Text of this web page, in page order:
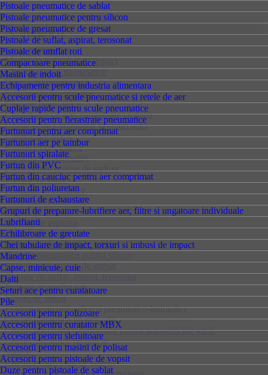
Pistoale pneumatice de sablat
Pistoale pneumatice pentru silicon
Pistoale pneumatice de gresat
Pistoale de suflat, aspirat, terosonat
Pistoale de umflat roti
Compactoare pneumatice
Masini de indoit
Echipamente pentru industria alimentara
Accesorii pentru scule pneumatice si retele de aer
Cuplaje rapide pentru scule pneumatice
Accesorii pentru fierastraie pneumatice
Furtunuri pentru aer comprimat
Furtunuri aer pe tambur
Furtunuri spiralate
Furtun din PVC
Furtun din cauciuc pentru aer comprimat
Furtun din poliuretan
Furtunuri de exhaustare
Grupuri de preparare-lubrifiere aer, filtre si ungatoare individuale
Lubrifianti
Echilibroare de greutate
Chei tubulare de impact, torxuri si imbusi de impact
Mandrine
Capse, minicuie, cuie
Dalti
Seturi ace pentru curatatoare
Pile
Accesorii pentru polizoare
Accesorii pentru curatator MBX
Accesorii pentru slefuitoare
Accesorii pentru masini de polisat
Accesorii pentru pistoale de vopsit
Duze pentru pistoale de sablat
Categorii
Scule pneumatice
Masini de insurubat cu impact
Chei cu clichet pneumatice
Bormasini pneumatice
Surubelnite pneumatice
Ciocane pneumatice
Curatatoare cu ace, curatatoare cu dalta
Unelte pentru indepartat geamuri auto
Curatatoare MBX
Foarfece pneumatice
Fierastraie pneumatice
Freze pentru puncte de sudura
Pistoale de nituit
Polizoare pneumatice
Slefuitoare pneumatice
Masini de polisat
Sisteme de aspiratie
Pistoale de vopsit
Pistoale pneumatice de sablat
Pistoale pneumatice pentru silicon
Pistoale pneumatice de gresat
Pistoale de suflat, aspirat, terosonat
Pistoale de umflat roti
Masini de indoit
Echipamente hidraulice si pneumatico-hidraulice
Cricuri hidraulice tip crocodil
Cricuri pneumatico-hidraulice pentru autovehicule grele
Cricuri hidraulice tip butelie
Stative
Cricuri pentru cutii de viteze